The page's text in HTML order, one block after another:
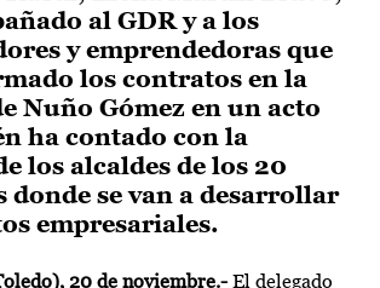
al GDR y a los
y emprendedoras que
los contratos en la
Nuño Gómez en un acto
ha contado con la
los alcaldes de los 20
se van a desarrollar
empresariales.
20 de noviembre.- El delegado